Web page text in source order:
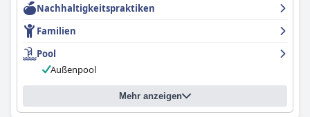
Nachhaltigkeitspraktiken
Familien
Pool
Außenpool
Mehr anzeigen